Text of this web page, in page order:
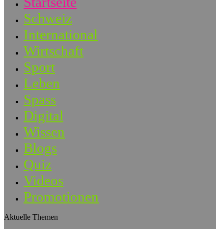
Schweiz
International
Wirtschaft
Sport
Leben
Spass
Digital
Wissen
Blogs
Quiz
Videos
Promotionen
Aktuelle Themen